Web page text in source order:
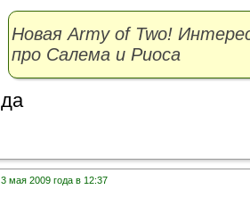
Новая Army of Two!
про Салема и Риоса
да
3 мая 2009 года в 12:37